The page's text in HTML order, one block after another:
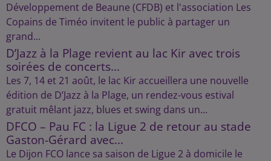
Développement de Beaune (CFDB) et l'association Les
Copains de Timéo invitent le public à partager un
grand...
D’Jazz à la Plage revient au lac Kir avec trois
soirées de concerts...
Les 7, 14 et 21 août, le lac Kir accueillera une nouvelle
édition de D’Jazz à la Plage, un rendez-vous estival
gratuit mêlant jazz, blues et swing dans un...
DFCO – Pau FC : la Ligue 2 de retour au stade
Gaston-Gérard avec...
Le Dijon FCO lance sa saison de Ligue 2 à domicile le